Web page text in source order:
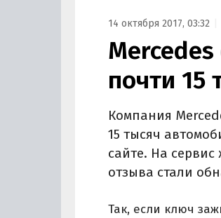
14 октября 2017, 03:32
почти 15
Компания
15 тысяч
сайте. На
отзыва стали
Так, если ключ